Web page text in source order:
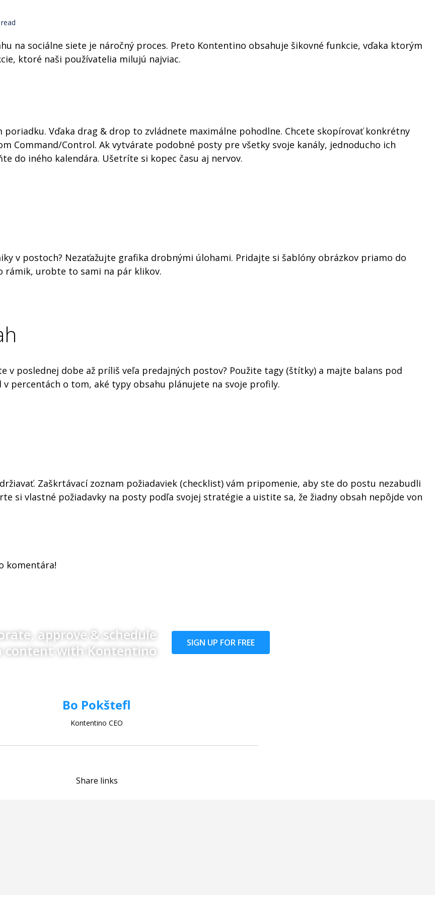
na sociálne siete je náročný proces. Preto Kontentino obsahuje šikovné funkcie, vďaka ktorým
ktoré naši používatelia milujú najviac.
Vďaka drag & drop to zvládnete maximálne pohodlne. Chcete skopírovať konkrétny
Command/Control. Ak vytvárate podobné posty pre všetky svoje kanály, jednoducho ich
do iného kalendára. Ušetríte si kopec času aj nervov.
v postoch? Nezaťažujte grafika drobnými úlohami. Pridajte si šablóny obrázkov priamo do
rámik, urobte to sami na pár klikov.
v poslednej dobe až príliš veľa predajných postov? Použite tagy (štítky) a majte balans pod
percentách o tom, aké typy obsahu plánujete na svoje profily.
Zaškrtávací zoznam požiadaviek (checklist) vám pripomenie, aby ste do postu nezabudli
si vlastné požiadavky na posty podľa svojej stratégie a uistite sa, že žiadny obsah nepôjde von
komentára!
approve & schedule
content with Kontentino
SIGN UP FOR FREE
Bo Pokštefl
Kontentino CEO
Share links